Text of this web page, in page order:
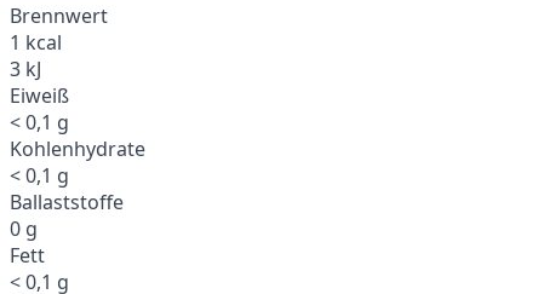
Brennwert
1 kcal
3 kJ
Eiweiß
< 0,1 g
Kohlenhydrate
< 0,1 g
Ballaststoffe
0 g
Fett
< 0,1 g